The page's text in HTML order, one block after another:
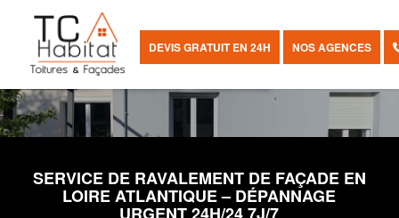
DEVIS GRATUIT EN 24H NOS AGENCES
RAVALEMENT DE FAÇADE
PRESQU’ÎLE DE GUÉRANDE
SERVICE DE RAVALEMENT DE FAÇADE EN
LOIRE ATLANTIQUE – DÉPANNAGE
URGENT 24H/24 7J/7